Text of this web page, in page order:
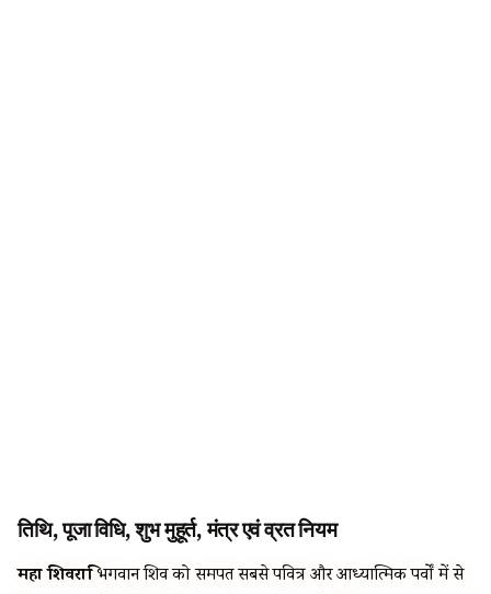
तिथि, पूजा विधि, शुभ मुहूर्त, मंत्र एवं व्रत नियम
महा शिवरात्रिभगवान शिव को समर्पित सबसे पवित्र और आध्यात्मिक पर्वों में से